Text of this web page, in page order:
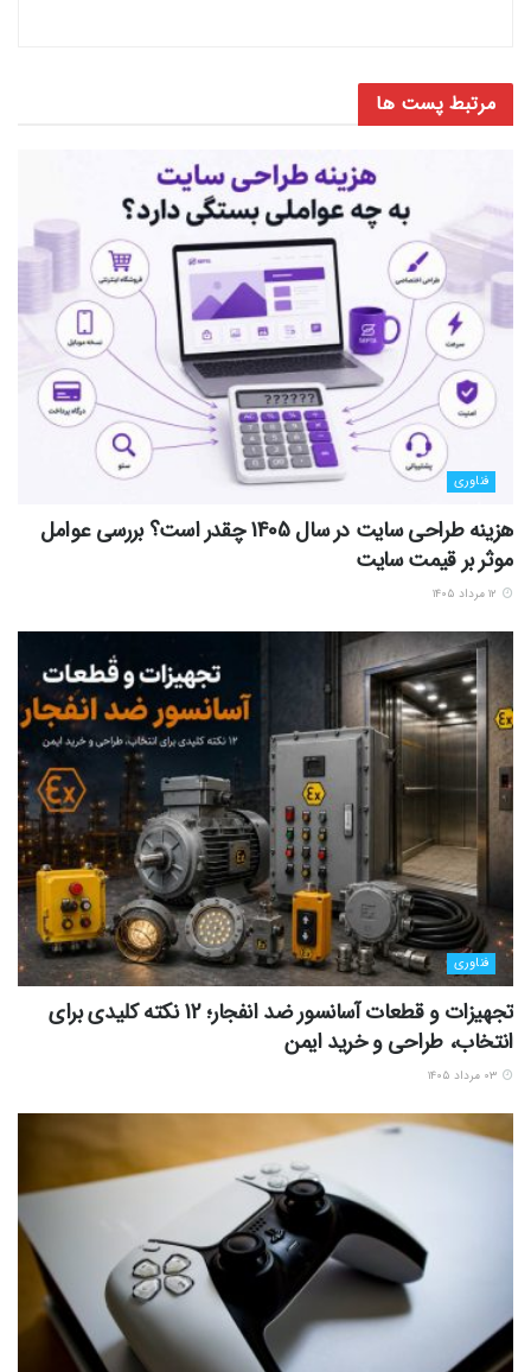
مرتبط پست ها
فناوری
هزینه طراحی سایت در سال 1405 چقدر است؟ بررسی عوامل
موثر بر قیمت سایت
فناوری
تجهیزات و قطعات آسانسور ضد انفجار؛ 12 نکته کلیدی برای
انتخاب، طراحی و خرید ایمن